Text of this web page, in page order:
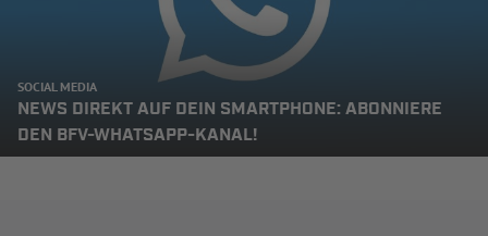
SOCIAL MEDIA
NEWS DIREKT AUF DEIN SMARTPHONE: ABONNIERE
DEN BFV-WHATSAPP-KANAL!